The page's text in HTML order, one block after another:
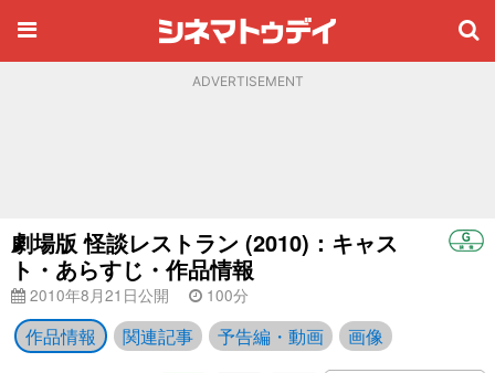
ADVERTISEMENT
劇場版 怪談レストラン (2010)：キャス
ト・あらすじ・作品情報
2010年8月21日公開 100分
作品情報 関連記事 予告編・動画 画像